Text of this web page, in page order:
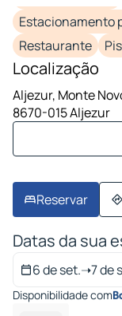
Estacionamento
Restaurante
Localização
Aljezur, Monte
8670-015 Aljezur
Reservar
Datas da sua
6 de set.➝7 de
Disponibilidade com